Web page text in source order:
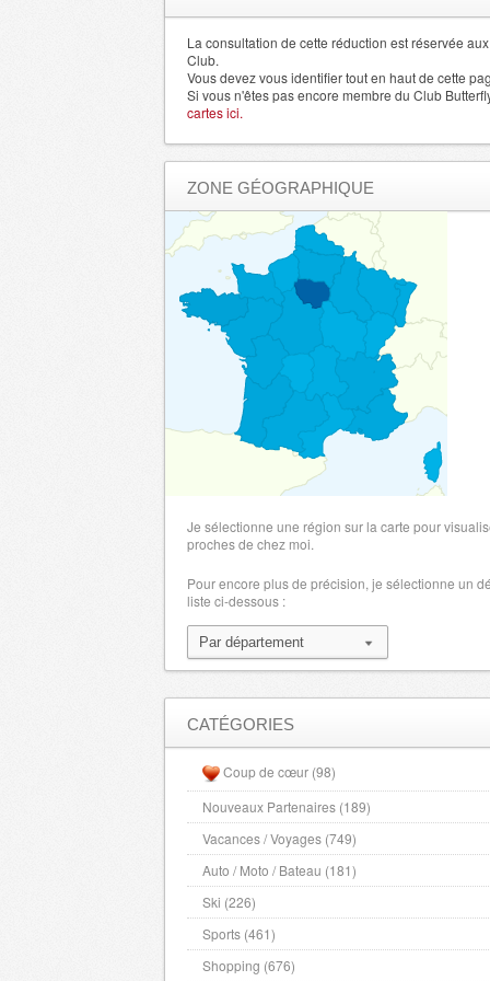
Gard - 30000 , (fr)
Haute Garonne - 31000 , (fr)
Ille et Vilaine - 35000 , (fr)
Loire - 42000 , (fr)
LoireAtlantique - 44000 , (fr)
Loiret - 45000 , (fr)
Lot - 46000 , (fr)
Lot et Garonne - 47000 , (fr)
Lozere - 48000 , (fr)
Maine et Loire - 49000 , (fr)
Manche - 50000 , (fr)
- 51000 , (fr)
Haute Marne - 52000 , (fr)
Mayenne - 53000 , (fr)
Meurthe et Moselle
- 55000 , (fr)
Moselle - 57000 , (fr)
Nievre
Nord - 59000 , (fr)
Hautes Pyrenees - 65000 , (fr)
Pyrenees Orientales - 66000 , (fr)
Bas Rhin
Haut Rhin - 68000 , (fr)
Rhone - 69000 , (fr)
Haute Saone - 70000 , (fr)
Saone et Loire - 71000 , (fr)
Sarthe - 72000 , (fr)
Savoie - 73000 , (fr)
Haute Savoie
Paris - 75000 , (fr)
Deux Sevres
La consultation de cette réduction est réservée
Club.
Vous devez vous identifier tout en haut de cette
Si vous n'êtes pas encore membre du Club
cartes ici.
ZONE GÉOGRAPHIQUE
Je sélectionne une région sur la carte pour
proches de chez moi.
Pour encore plus de précision, je sélectionne un
liste ci-dessous :
CATÉGORIES
Coup de cœur (98)
Nouveaux Partenaires (189)
Vacances / Voyages (749)
Auto / Moto / Bateau (181)
Ski (226)
Sports (461)
Shopping (676)